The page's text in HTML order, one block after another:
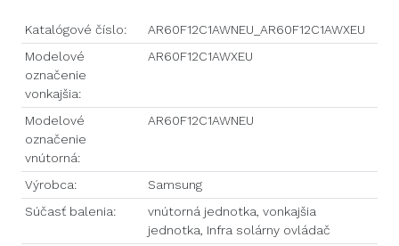
Katalógové číslo:
AR60F12C1AWNEU_AR60F12C1AWXEU
Modelové
označenie
vonkajšia:
AR60F12C1AWXEU
Modelové
označenie
vnútorná:
AR60F12C1AWNEU
Výrobca:
Samsung
Súčasť balenia:
vnútorná jednotka, vonkajšia
jednotka, Infra solárny ovládač